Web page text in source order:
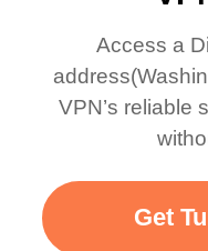
Access a
address(
VPN’s reliable
Get